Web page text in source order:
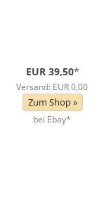
EUR 39,50*
Versand: EUR 0,00
Zum Shop »
bei Ebay*